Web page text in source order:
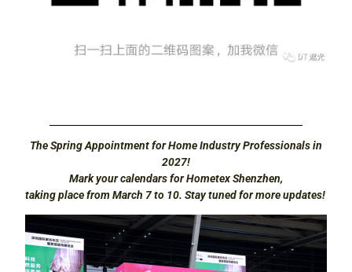
The Spring Appointment for Home Industry Professionals in
2027!
Mark your calendars for Hometex Shenzhen,
taking place from March 7 to 10. Stay tuned for more updates!